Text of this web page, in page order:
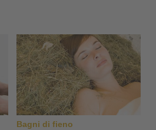
Bagni di fieno